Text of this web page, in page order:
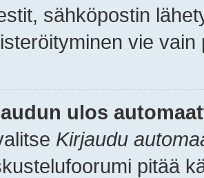
sähköpostin
vie
ulos
Kirjaudu
pitää